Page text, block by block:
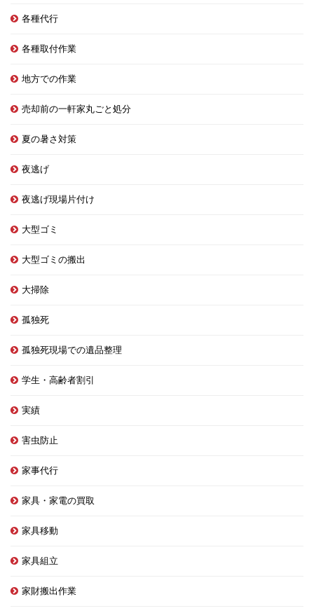
各種代行
各種取付作業
地方での作業
売却前の一軒家丸ごと処分
夏の暑さ対策
夜逃げ
夜逃げ現場片付け
大型ゴミ
大型ゴミの搬出
大掃除
孤独死
孤独死現場での遺品整理
学生・高齢者割引
実績
害虫防止
家事代行
家具・家電の買取
家具移動
家具組立
家財搬出作業